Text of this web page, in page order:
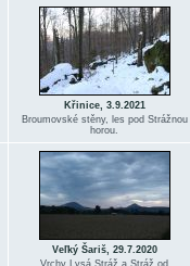
Křinice, 3.9.2021
Broumovské stěny, les pod Strážnou
horou.
Veľký Šariš, 29.7.2020
Vrchy Lysá Stráž a Stráž od